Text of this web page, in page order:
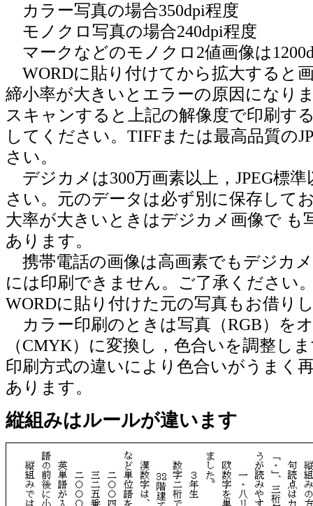
カラー写真の場合350dpi程度
モノクロ写真の場合240dpi程度
マークなどのモノクロ2値画像は
WORDに貼り付けてから拡大すると
締小率が大きいとエラーの原因になり
スキャンすると上記の解像度で印刷す
してください。TIFFまたは最高品質の
さい。
デジカメは300万画素以上，JPEG標
さい。元のデータは必ず別に保存して
大率が大きいときはデジカメ画像で も
あります。
携帯電話の画像は高画素でもデジカ
には印刷できません。ご了承くださ
WORDに貼り付けた元の写真もお借り
カラー印刷のときは写真（RGB）を
（CMYK）に変換し，色合いを調整し
印刷方式の違いにより色合いがうまく
あります。
縦組みはルールが違います